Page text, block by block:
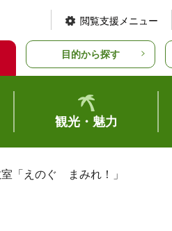
閲覧支援メニュー
目的から探す
観光・魅力
「えのぐ まみれ！」